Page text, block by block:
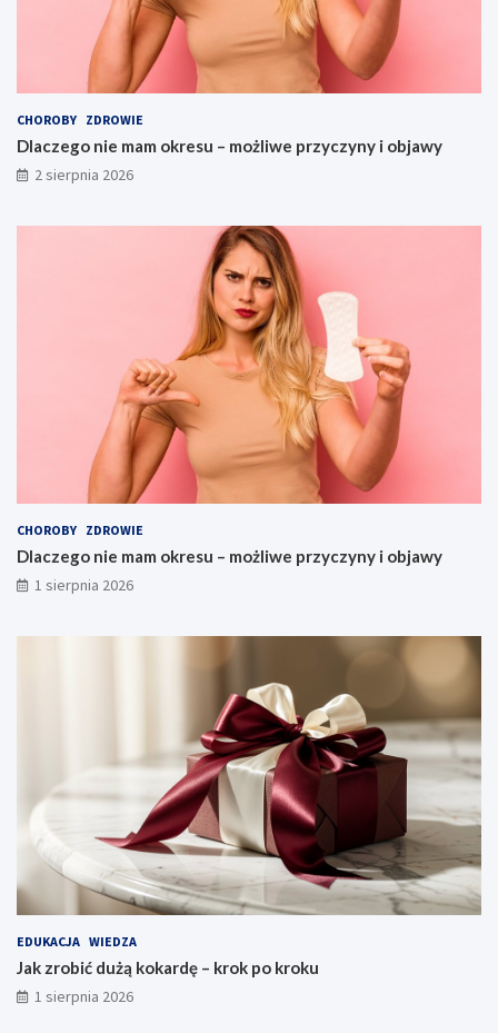
CHOROBY ZDROWIE
Dlaczego nie mam okresu – możliwe przyczyny i objawy
2 sierpnia 2026
CHOROBY ZDROWIE
Dlaczego nie mam okresu – możliwe przyczyny i objawy
1 sierpnia 2026
EDUKACJA WIEDZA
Jak zrobić dużą kokardę – krok po kroku
1 sierpnia 2026